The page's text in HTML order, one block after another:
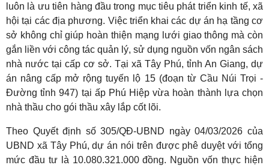
luôn là ưu tiên hàng đầu trong mục tiêu phát triển kinh tế, xã
hội tại các địa phương. Việc triển khai các dự án hạ tầng cơ
sở không chỉ giúp hoàn thiện mạng lưới giao thông mà còn
gắn liền với công tác quản lý, sử dụng nguồn vốn ngân sách
nhà nước tại cấp cơ sở. Tại xã Tây Phú, tỉnh An Giang, dự
án nâng cấp mở rộng tuyến lộ 15 (đoạn từ Cầu Núi Trọi -
Đường tỉnh 947) tại ấp Phú Hiệp vừa hoàn thành lựa chọn
nhà thầu cho gói thầu xây lắp cốt lõi.
Theo Quyết định số 305/QĐ-UBND ngày 04/03/2026 của
UBND xã Tây Phú, dự án nói trên được phê duyệt với tổng
mức đầu tư là 10.080.321.000 đồng. Nguồn vốn thực hiện